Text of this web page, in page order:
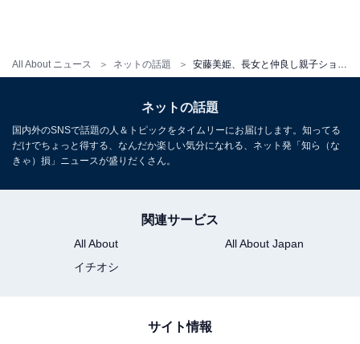
All About ニュース ネットの話題
ネットの話題
国内外のSNSで話題の人＆トピックをタイムリーにお届けします。知ってる
だけでちょっと得する、なんだか楽しい気分になれる、ネット発「知ら（な
きゃ）損」ニュースが盛りだくさん。
関連サービス
All About
All About Japan
イチオシ
サイト情報